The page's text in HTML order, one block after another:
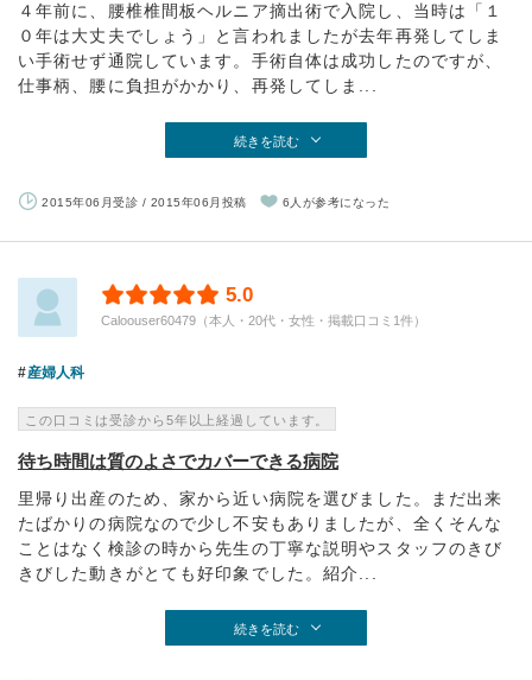
４年前に、腰椎椎間板ヘルニア摘出術で入院し、当時は「１
０年は大丈夫でしょう」と言われましたが去年再発してしま
い手術せず通院しています。手術自体は成功したのですが、
仕事柄、腰に負担がかかり、再発してしま...
続きを読む
2015年06月受診 / 2015年06月投稿 6人が参考になった
5.0
Caloouser60479（本人・20代・女性・掲載口コミ1件）
産婦人科
この口コミは受診から5年以上経過しています。
待ち時間は質のよさでカバーできる病院
里帰り出産のため、家から近い病院を選びました。まだ出来
たばかりの病院なので少し不安もありましたが、全くそんな
ことはなく検診の時から先生の丁寧な説明やスタッフのきび
きびした動きがとても好印象でした。紹介...
続きを読む